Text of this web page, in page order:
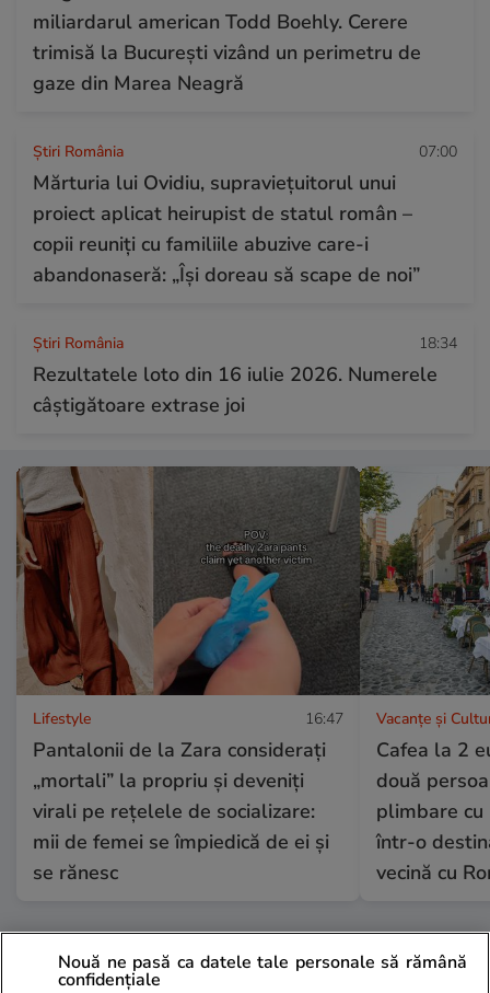
miliardarul american Todd Boehly. Cerere
trimisă la București vizând un perimetru de
gaze din Marea Neagră
Știri România 07:00
Mărturia lui Ovidiu, supraviețuitorul unui
proiect aplicat heirupist de statul român –
copii reuniți cu familiile abuzive care-i
abandonaseră: „Își doreau să scape de noi”
Știri România 18:34
Rezultatele loto din 16 iulie 2026. Numerele
câștigătoare extrase joi
Lifestyle 16:47
Pantalonii de la Zara considerați
„mortali” la propriu și deveniți
virali pe rețelele de socializare:
mii de femei se împiedică de ei și
se rănesc
Vacanțe și
Cafea la 2
două
plimbare cu
într-o
vecină cu
15 iul.
Nouă ne pasă ca datele tale personale să rămână
confidențiale